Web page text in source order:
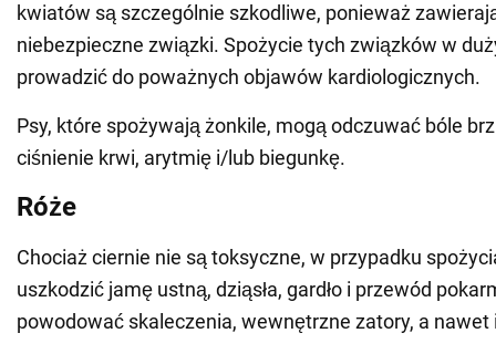
kwiatów są szczególnie szkodliwe, ponieważ
niebezpieczne związki. Spożycie tych związków w
prowadzić do poważnych objawów kardiologicznych.
Psy, które spożywają żonkile, mogą odczuwać bóle
ciśnienie krwi, arytmię i/lub biegunkę.
Róże
Chociaż ciernie nie są toksyczne, w przypadku
uszkodzić jamę ustną, dziąsła, gardło i przewód
powodować skaleczenia, wewnętrzne zatory, a nawet